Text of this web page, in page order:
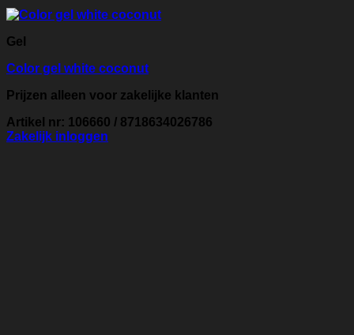
Gel
Color gel white coconut
Prijzen alleen voor zakelijke klanten
Artikel nr: 106660 / 8718634026786
Zakelijk inloggen